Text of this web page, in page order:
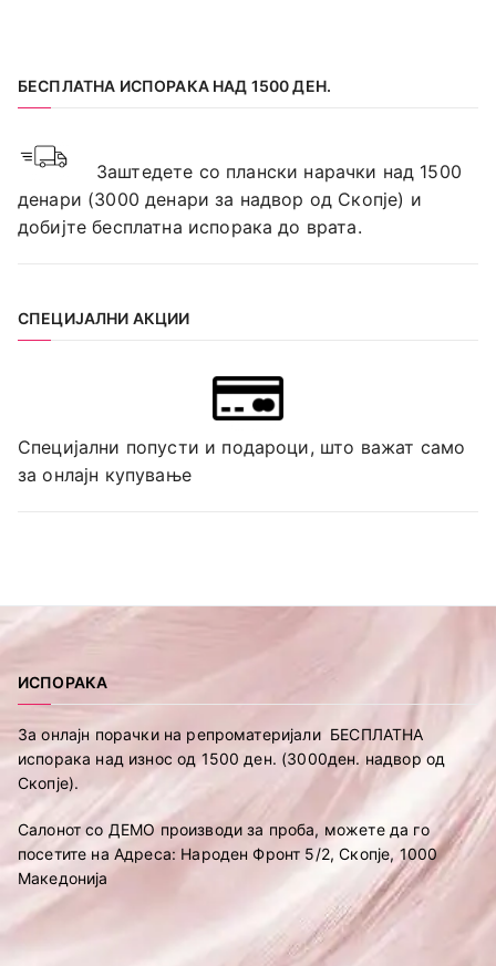
БЕСПЛАТНА ИСПОРАКА НАД 1500 ДЕН.
Заштедете со плански нарачки над 1500
денари (3000 денари за надвор од Скопје) и
добијте бесплатна испорака до врата.
СПЕЦИЈАЛНИ АКЦИИ
Специјални попусти и подароци, што важат само
за онлајн купување
ИСПОРАКА
За онлајн порачки на репроматеријали БЕСПЛАТНА
испорака над износ од 1500 ден. (3000ден. надвор од
Скопје).
Салонот со ДЕМО производи за проба, можете да го
посетите на Адреса: Народен Фронт 5/2, Скопје, 1000
Македонија